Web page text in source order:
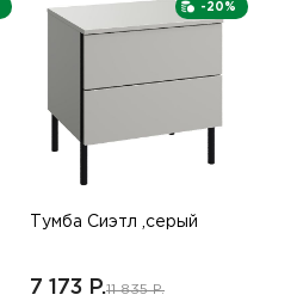
-20%
Тумба Сиэтл ,серый
7 173 P.11 835 P.